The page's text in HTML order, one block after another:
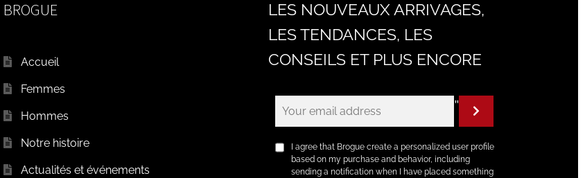
BROGUE
Accueil
Femmes
Hommes
Notre histoire
Actualités et événements
LES NOUVEAUX ARRIVAGES,
LES TENDANCES, LES
CONSEILS ET PLUS ENCORE
"
I agree that Brogue create a personalized user profile
based on my purchase and behavior, including
sending a notification when I have placed something